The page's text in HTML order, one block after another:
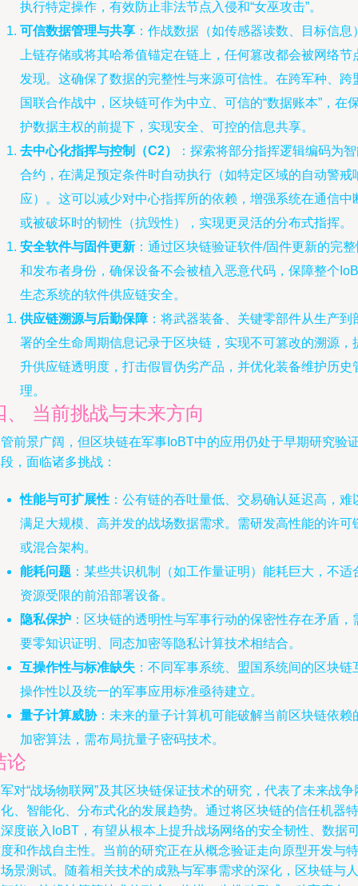
执行特定操作，有效防止非法节点入侵和“女巫攻击”。
可信数据管理与共享 ：作战数据（如传感器读数、目标信息
上链存储或将其哈希值锚定在链上，任何篡改都会被网络节
发现。这确保了数据的完整性与来源可信性。在跨军种、跨
国联合作战中，区块链可作为中立、可信的“数据账本”，在
护数据主权的前提下，实现安全、可控的信息共享。
去中心化指挥与控制（C2）
：探索将部分指挥逻辑编码为
合约，在满足预定条件时自动执行（如特定区域的自动警戒
应）。这可以减少对中心指挥所的依赖，增强系统在通信中
或被破坏时的韧性（抗毁性），实现更灵活的分布式指挥。
安全软件与固件更新 ：通过区块链验证软件/固件更新的完
和发布者身份，确保设备不会被植入恶意代码，保障整个
生态系统的软件供应链安全。
供应链溯源与后勤保障：将武器装备、关键零部件从生产到
署的全生命周期信息记录于区块链，实现不可篡改的溯源，
升供应链透明度，打击假冒伪劣产品，并优化装备维护历史
理。
、 当前挑战与未来方向
前景广阔，但区块链在军事IoBT中的应用仍处于早期研究验
，面临诸多挑战：
性能与可扩展性 ：公有链的吞吐量低、交易确认延迟高，难
满足大规模、高并发的战场数据需求。需研发高性能的许可
或混合架构。
能耗问题 ：某些共识机制（如工作量证明）能耗巨大，不适
资源受限的前沿部署设备。
隐私保护 ：区块链的透明性与军事行动的保密性存在矛盾，
要零知识证明、同态加密等隐私计算技术相结合。
互操作性与标准缺失 ：不同军事系统、盟国系统间的区块链
操作性以及统一的军事应用标准亟待建立。
量子计算威胁：未来的量子计算机可能破解当前区块链依赖
加密算法，需布局抗量子密码技术。
论
对“战场物联网”及其区块链保证技术的研究，代表了未来战争
、智能化、分布式化的发展趋势。通过将区块链的信任机器特
度嵌入IoBT，有望从根本上提升战场网络的安全韧性、数据
和作战自主性。当前的研究正在从概念验证走向原型开发与特
景测试。随着相关技术的成熟与军事需求的深化，区块链与人